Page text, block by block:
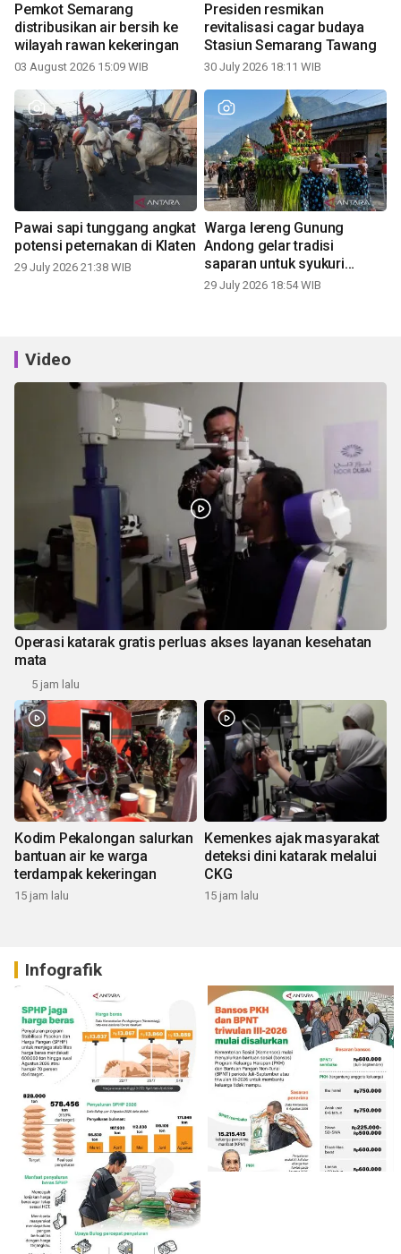
Pemkot Semarang
distribusikan air bersih ke
wilayah rawan kekeringan
03 August 2026 15:09 WIB
Presiden resmikan
revitalisasi cagar budaya
Stasiun Semarang Tawang
30 July 2026 18:11 WIB
Pawai sapi tunggang angkat
potensi peternakan di Klaten
29 July 2026 21:38 WIB
Warga lereng Gunung
Andong gelar tradisi
saparan untuk syukuri
panen
29 July 2026 18:54 WIB
Video
Operasi katarak gratis perluas akses layanan kesehatan
mata
5 jam lalu
Kodim Pekalongan salurkan
bantuan air ke warga
terdampak kekeringan
15 jam lalu
Kemenkes ajak masyarakat
deteksi dini katarak melalui
CKG
15 jam lalu
Infografik